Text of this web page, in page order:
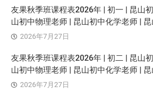
友果秋季班课程表2026年 | 初一 | 昆山
山初中物理老师 | 昆山初中化学老师 |
2026年7月27日
友果秋季班课程表2026年 | 初二 | 昆山
山初中物理老师 | 昆山初中化学老师 |
2026年7月27日